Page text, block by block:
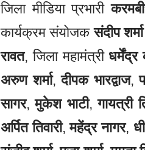
जिला मीडिया प्रभारी
कार्यक्रम संयोजकसंदीप शर्मा
रावत, जिला महामंत्री धर्मेंद्र
अरुण शर्मा,दीपक भारद्वाज,
सागर,मुकेश भाटी,गायत्री
अर्पित तिवारी,महेंद्र नागर,